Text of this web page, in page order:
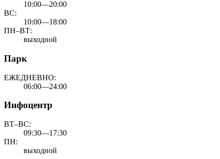
10:00—20:00
ВС:
10:00—18:00
ПН–ВТ:
выходной
Парк
ЕЖЕДНЕВНО:
06:00—24:00
Инфоцентр
ВТ–ВС:
09:30—17:30
ПН:
выходной